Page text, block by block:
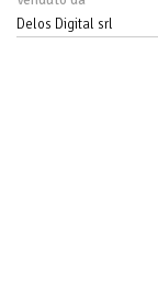
Delos Digital srl